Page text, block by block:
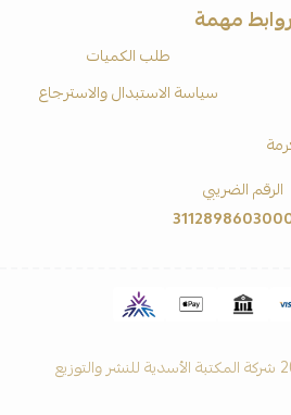
روابط مهمة
طلب الكميات
سياسة الاستبدال والاسترجاع
الرقم الضريبي
شركة المكتبة الأسدية للنشر والتوزيع